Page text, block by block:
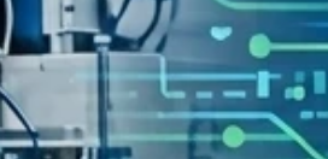
implementando